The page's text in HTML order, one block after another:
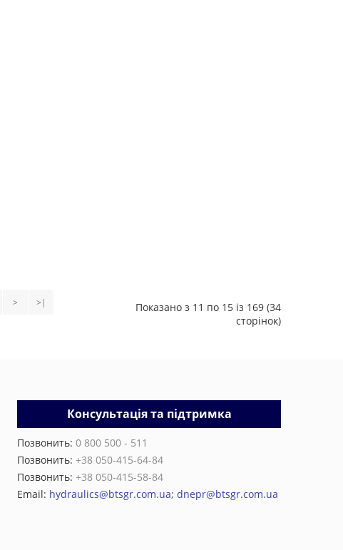
> >|
Показано з 11 по 15 із 169 (34
сторінок)
Консультація та підтримка
Позвонить: 0 800 500 - 511
Позвонить: +38 050-415-64-84
Позвонить: +38 050-415-58-84
Email: hydraulics@btsgr.com.ua; dnepr@btsgr.com.ua